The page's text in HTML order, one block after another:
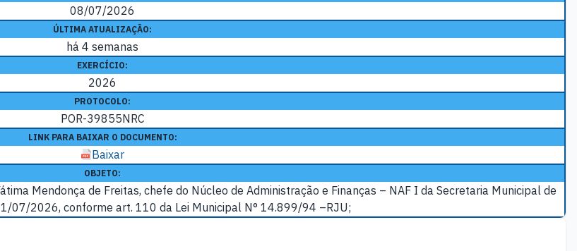
08/07/2026
ÚLTIMA ATUALIZAÇÃO:
há 4 semanas
EXERCÍCIO:
2026
PROTOCOLO:
POR-39855NRC
LINK PARA BAIXAR O DOCUMENTO:
Baixar
OBJETO:
Mendonça de Freitas, chefe do Núcleo de Administração e Finanças – NAF I da Secretaria Municipal de
07/2026, conforme art. 110 da Lei Municipal N° 14.899/94 –RJU;